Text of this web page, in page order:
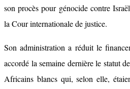
son procès pour génocide contre
la Cour internationale de justice.
Son administration a réduit le
accordé la semaine dernière le statut
Africains blancs qui, selon elle,